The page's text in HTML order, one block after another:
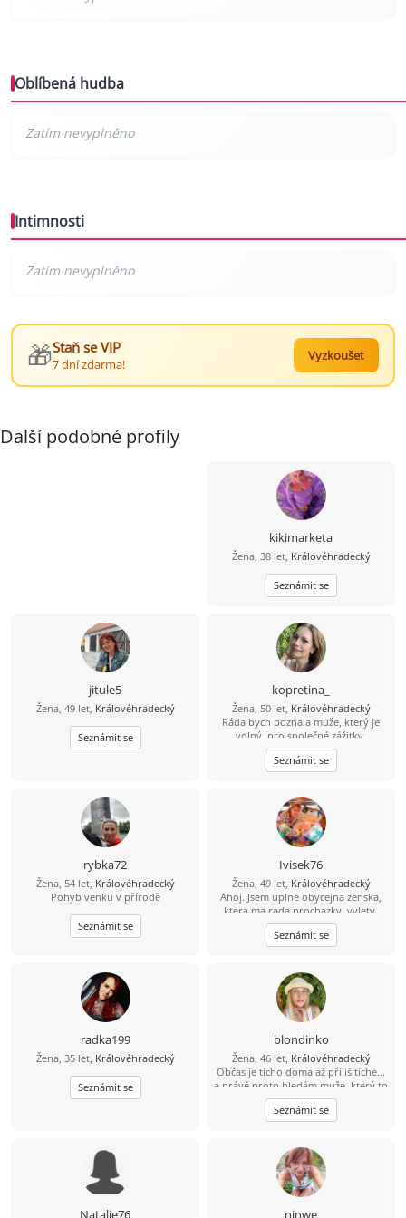
Oblíbená hudba
Intimnosti
🎁Staň se VIP
7 dní zdarma!
Vyzkoušet
Další podobné profily
kikimarketa
Žena, 38 let, Královéhradecký
Seznámit se
jitule5
Žena, 49 let, Královéhradecký
Seznámit se
kopretina_
Žena, 50 let, Královéhradecký
Ráda bych poznala muže, který je
volný, pro společné zážitky,
porozumění, smích a budování
něčeho hezkého.
Seznámit se
rybka72
Žena, 54 let, Královéhradecký
Pohyb venku v přírodě
Seznámit se
Ivisek76
Žena, 49 let, Královéhradecký
Ahoj. Jsem uplne obycejna zenska,
ktera ma rada prochazky, vylety,
deti a spoustu dalsiho. Zivot se se
mnou zrovna nemazlil, tak uz trochu
pochybuju, jestli je nekde muz, ktery
zbytek zivota. Taky ti chybi chvile s
blizkou osobou, nemas se s kym
smat nebo se ke komu choulit, kdyz
je ti smutno? Tak se ozvy. Deti
nejsou prekazkou, naopak
Seznámit se
radka199
Žena, 35 let, Královéhradecký
Seznámit se
blondinko
Žena, 46 let, Královéhradecký
Občas je ticho doma až příliš tiché...
a právě proto hledám muže, který to
má podobně. Jsem svobodná, sama,
ale připravená to změnit. Věřím, že
ve dvou je život krásnější i obyčejný
trávíš s tím pravým. Miluji přírodu,
zvířata a věci, které přinášejí klid a
radost. Hledám vyrovnaného,
pohodového muže, který si umí
udělat legraci, ale ví i kdy být vážný.
Seznámit se
Natalie76 ninwe